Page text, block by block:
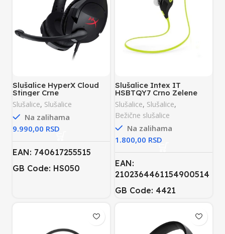
Slušalice HyperX Cloud
Stinger Crne
Slušalice, Slušalice
Na zalihama
RSD
EAN: 740617255515
GB Code: HS050
Slušalice Intex IT
HSBTQY7 Crno Zelene
Slušalice, Slušalice,
Bežične slušalice
Na zalihama
RSD
EAN:
2102364461154900514
GB Code: 4421